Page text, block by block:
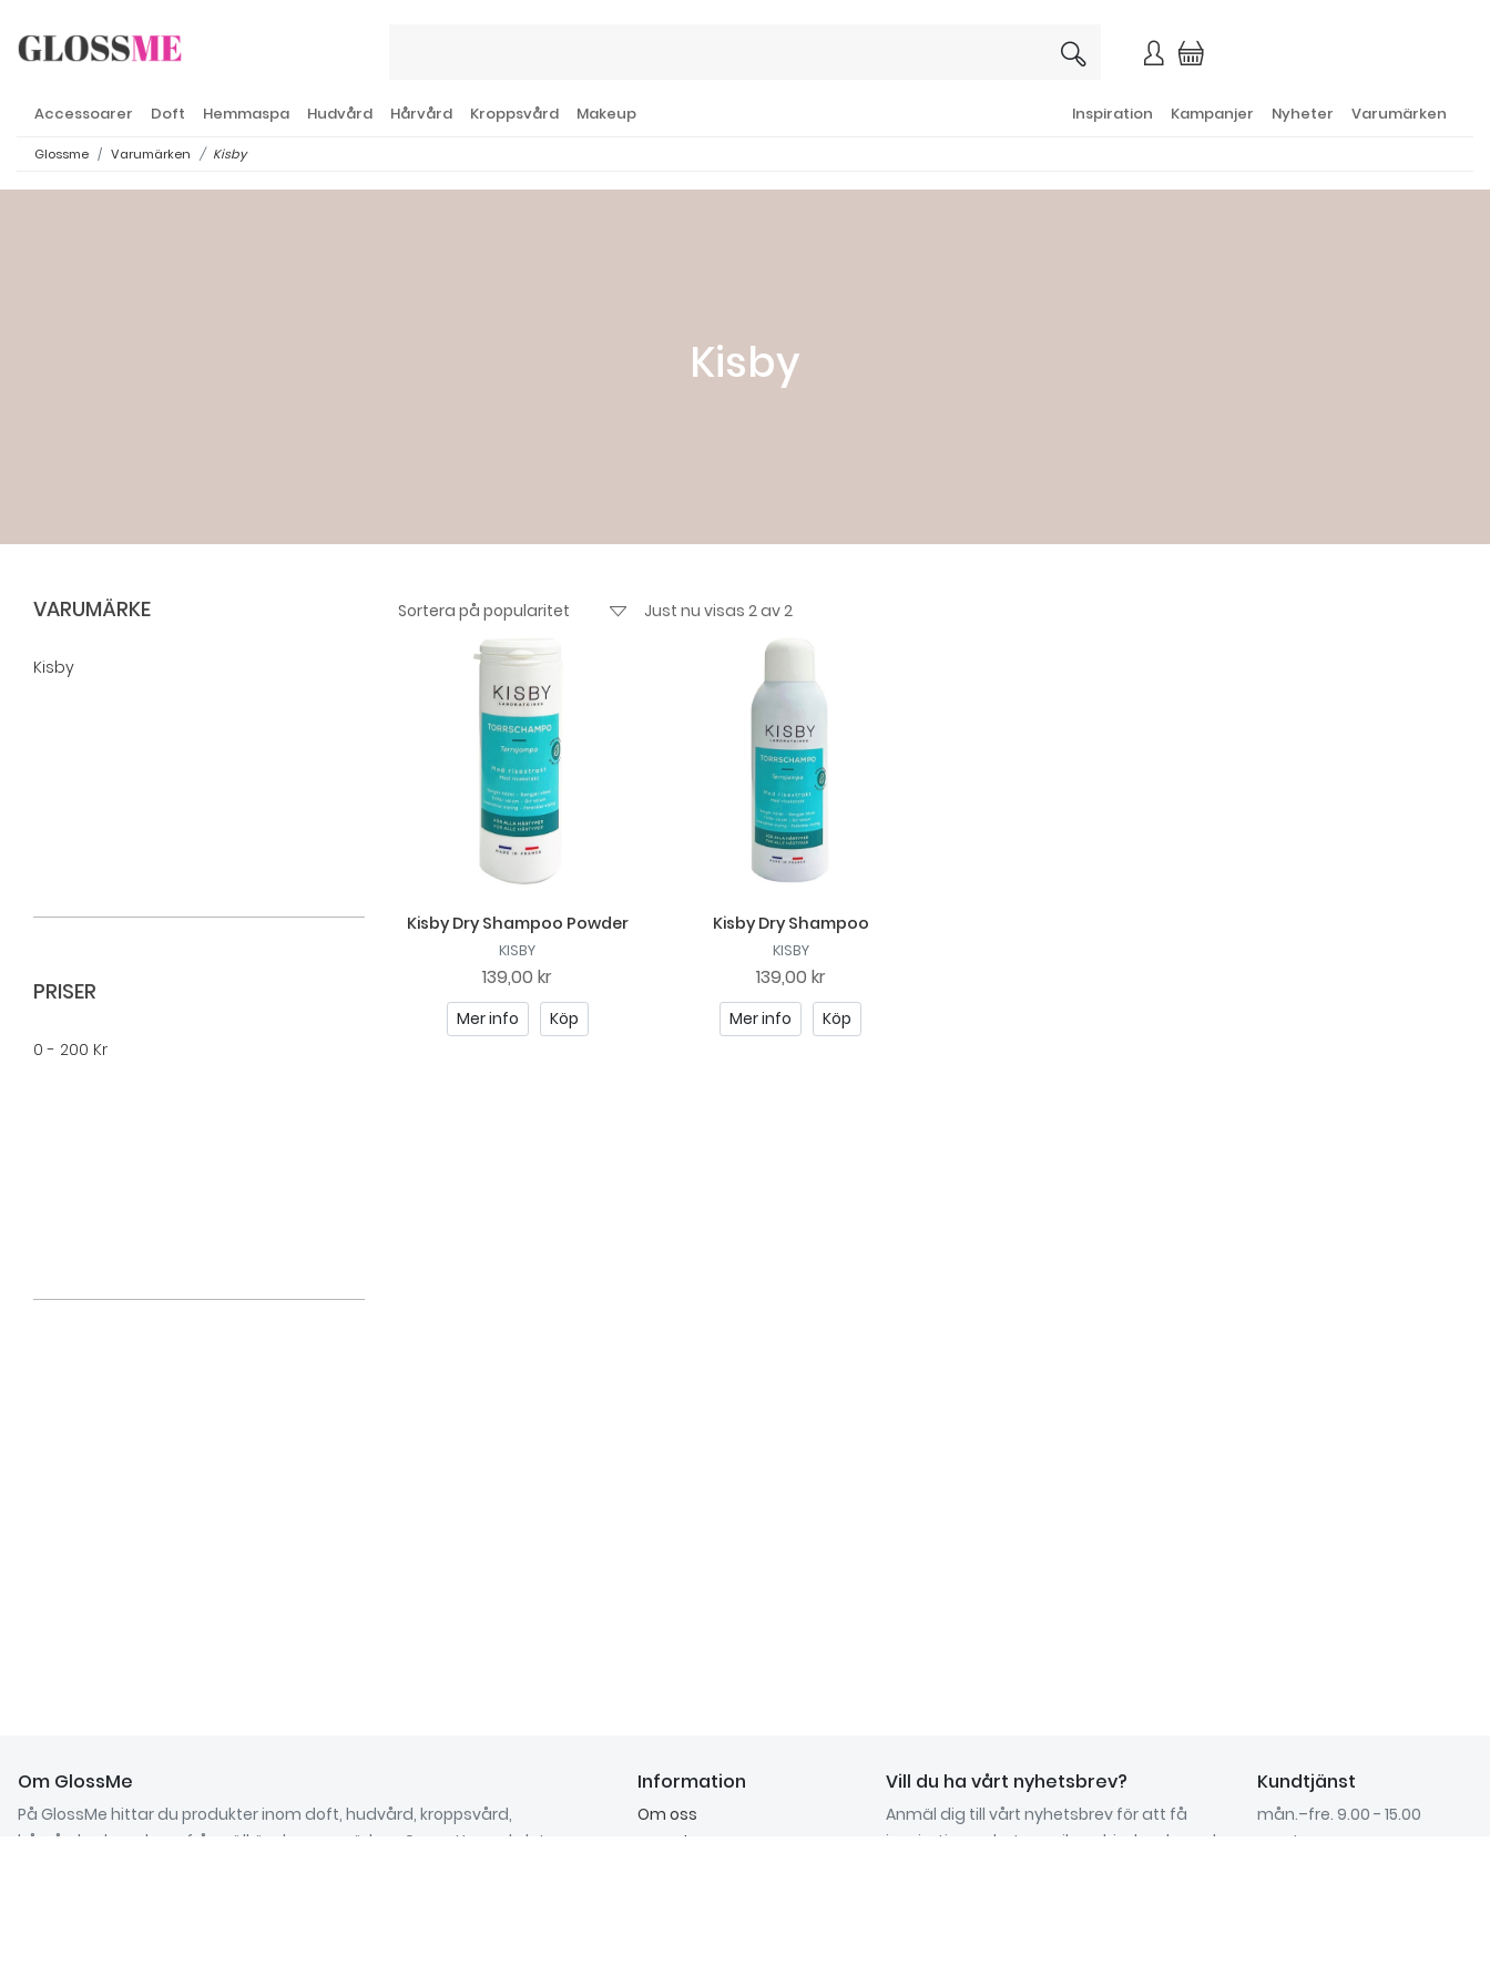
Accessoarer Doft Hemmaspa Hudvård Hårvård Kroppsvård Makeup Inspiration Kampanjer Nyheter Varumärken
Glossme Varumärken Kisby
Kisby
VARUMÄRKE
Kisby
PRISER
0 - 200 Kr
Just nu visas 2 av 2
Kisby Dry Shampoo Powder
KISBY
139,00 kr
Mer info Köp
Kisby Dry Shampoo
KISBY
139,00 kr
Mer info Köp
Om GlossMe
På GlossMe hittar du produkter inom doft, hudvård, kroppsvård,
hårvård och makeup från välkända varumärken. Oavsett om du letar
Information
Om oss
Kontakta oss
Vill du ha vårt nyhetsbrev?
Anmäl dig till vårt nyhetsbrev för att få
inspiration, nyheter, unika erbjudanden och
Kundtjänst
mån.–fre. 9.00 - 15.00
Lunchstängt: 12.00 - 13.00